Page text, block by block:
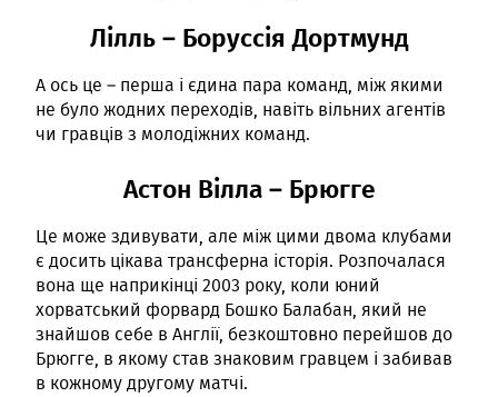
Лілль – Боруссія Дортмунд
А ось це – перша і єдина пара команд, між якими
не було жодних переходів, навіть вільних агентів
чи гравців з молодіжних команд.
Астон Вілла – Брюгге
Це може здивувати, але між цими двома клубами
є досить цікава трансферна історія. Розпочалася
вона ще наприкінці 2003 року, коли юний
хорватський форвард Бошко Балабан, який не
знайшов себе в Англії, безкоштовно перейшов до
Брюгге, в якому став знаковим гравцем і забивав
в кожному другому матчі.